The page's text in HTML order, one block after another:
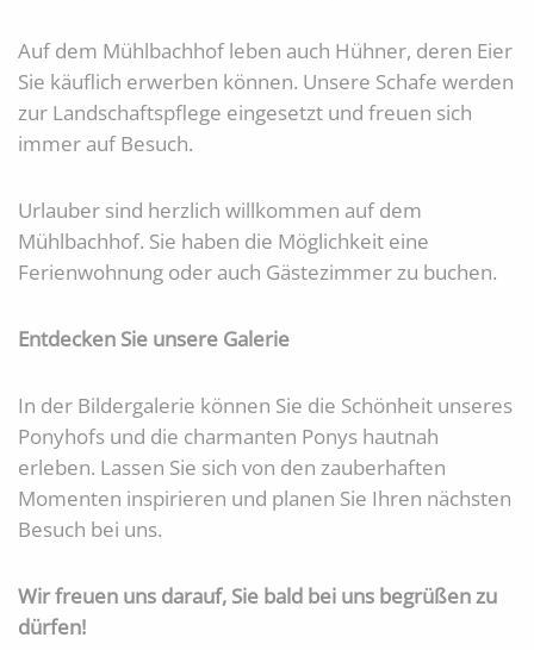
Auf dem Mühlbachhof leben auch Hühner, deren Eier
Sie käuflich erwerben können. Unsere Schafe werden
zur Landschaftspflege eingesetzt und freuen sich
immer auf Besuch.
Urlauber sind herzlich willkommen auf dem
Mühlbachhof. Sie haben die Möglichkeit eine
Ferienwohnung oder auch Gästezimmer zu buchen.
Entdecken Sie unsere Galerie
In der Bildergalerie können Sie die Schönheit unseres
Ponyhofs und die charmanten Ponys hautnah
erleben. Lassen Sie sich von den zauberhaften
Momenten inspirieren und planen Sie Ihren nächsten
Besuch bei uns.
Wir freuen uns darauf, Sie bald bei uns begrüßen zu
dürfen!